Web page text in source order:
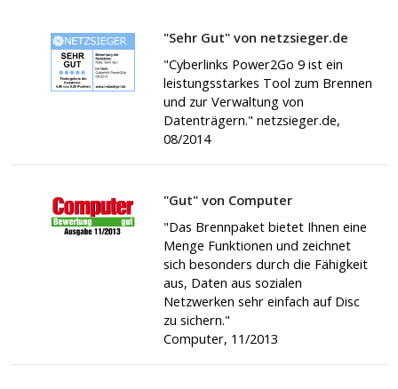
"Sehr Gut" von netzsieger.de
"Cyberlinks Power2Go 9 ist ein
leistungsstarkes Tool zum Brennen
und zur Verwaltung von
Datenträgern." netzsieger.de,
08/2014
"Gut" von Computer
"Das Brennpaket bietet Ihnen eine
Menge Funktionen und zeichnet
sich besonders durch die Fähigkeit
aus, Daten aus sozialen
Netzwerken sehr einfach auf Disc
zu sichern."
Computer, 11/2013